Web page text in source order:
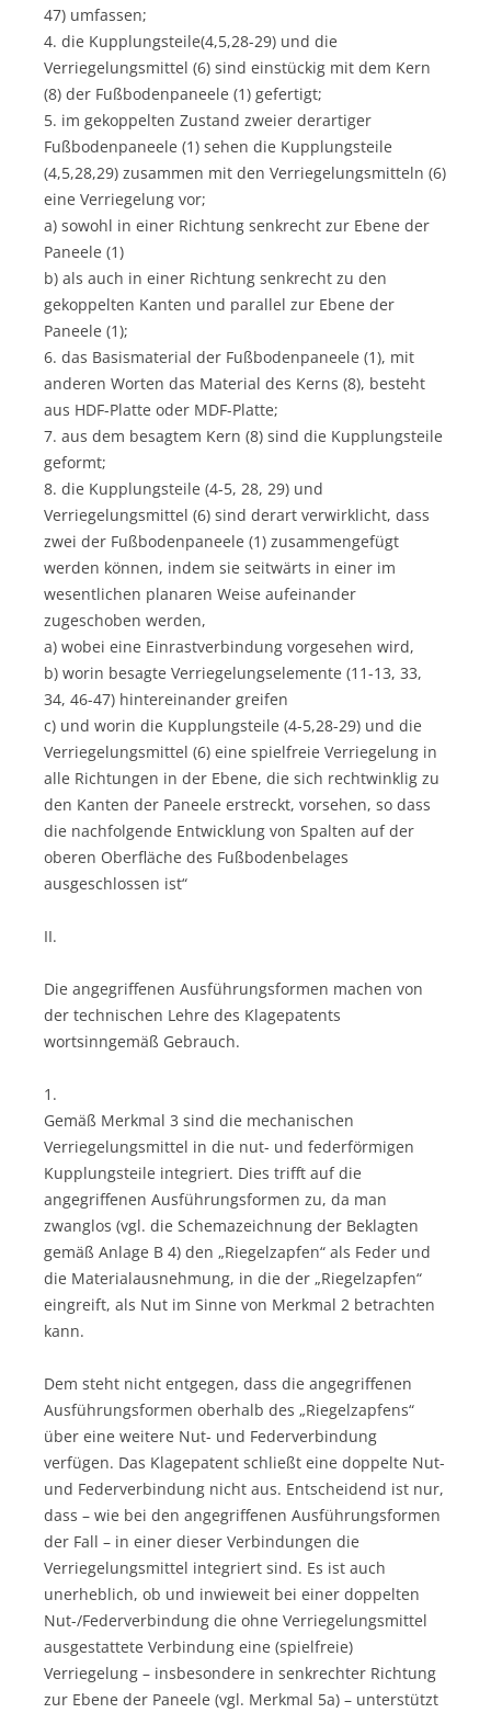
47) umfassen;
4. die Kupplungsteile(4,5,28-29) und die
Verriegelungsmittel (6) sind einstückig mit dem Kern
(8) der Fußbodenpaneele (1) gefertigt;
5. im gekoppelten Zustand zweier derartiger
Fußbodenpaneele (1) sehen die Kupplungsteile
(4,5,28,29) zusammen mit den Verriegelungsmitteln (6)
eine Verriegelung vor;
a) sowohl in einer Richtung senkrecht zur Ebene der
Paneele (1)
b) als auch in einer Richtung senkrecht zu den
gekoppelten Kanten und parallel zur Ebene der
Paneele (1);
6. das Basismaterial der Fußbodenpaneele (1), mit
anderen Worten das Material des Kerns (8), besteht
aus HDF-Platte oder MDF-Platte;
7. aus dem besagtem Kern (8) sind die Kupplungsteile
geformt;
8. die Kupplungsteile (4-5, 28, 29) und
Verriegelungsmittel (6) sind derart verwirklicht, dass
zwei der Fußbodenpaneele (1) zusammengefügt
werden können, indem sie seitwärts in einer im
wesentlichen planaren Weise aufeinander
zugeschoben werden,
a) wobei eine Einrastverbindung vorgesehen wird,
b) worin besagte Verriegelungselemente (11-13, 33,
34, 46-47) hintereinander greifen
c) und worin die Kupplungsteile (4-5,28-29) und die
Verriegelungsmittel (6) eine spielfreie Verriegelung in
alle Richtungen in der Ebene, die sich rechtwinklig zu
den Kanten der Paneele erstreckt, vorsehen, so dass
die nachfolgende Entwicklung von Spalten auf der
oberen Oberfläche des Fußbodenbelages
ausgeschlossen ist“
II.
Die angegriffenen Ausführungsformen machen von
der technischen Lehre des Klagepatents
wortsinngemäß Gebrauch.
1.
Gemäß Merkmal 3 sind die mechanischen
Verriegelungsmittel in die nut- und federförmigen
Kupplungsteile integriert. Dies trifft auf die
angegriffenen Ausführungsformen zu, da man
zwanglos (vgl. die Schemazeichnung der Beklagten
gemäß Anlage B 4) den „Riegelzapfen“ als Feder und
die Materialausnehmung, in die der „Riegelzapfen“
eingreift, als Nut im Sinne von Merkmal 2 betrachten
kann.
Dem steht nicht entgegen, dass die angegriffenen
Ausführungsformen oberhalb des „Riegelzapfens“
über eine weitere Nut- und Federverbindung
verfügen. Das Klagepatent schließt eine doppelte Nut-
und Federverbindung nicht aus. Entscheidend ist nur,
dass – wie bei den angegriffenen Ausführungsformen
der Fall – in einer dieser Verbindungen die
Verriegelungsmittel integriert sind. Es ist auch
unerheblich, ob und inwieweit bei einer doppelten
Nut-/Federverbindung die ohne Verriegelungsmittel
ausgestattete Verbindung eine (spielfreie)
Verriegelung – insbesondere in senkrechter Richtung
zur Ebene der Paneele (vgl. Merkmal 5a) – unterstützt